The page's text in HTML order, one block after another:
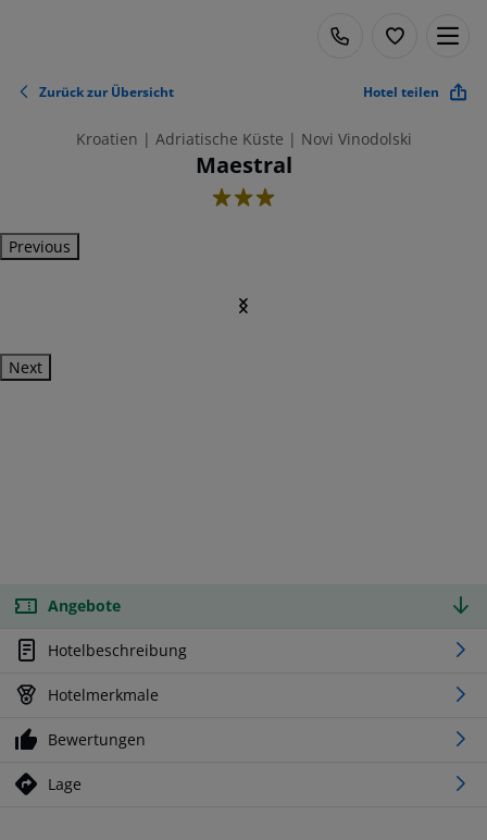
Zurück zur Übersicht Hotel teilen
Kroatien | Adriatische Küste | Novi Vinodolski
Maestral
3
Previous
Next
Angebote
Hotelbeschreibung
Hotelmerkmale
Bewertungen
Lage